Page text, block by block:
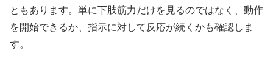
ともあります。単に下肢筋力だけを見るのではなく、動作
を開始できるか、指示に対して反応が続くかも確認しま
す。